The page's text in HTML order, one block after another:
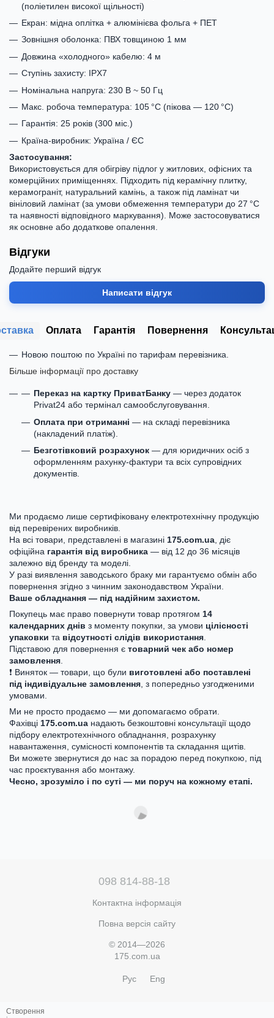
(поліетилен високої щільності)
Екран: мідна оплітка + алюмінієва фольга + ПЕТ
Зовнішня оболонка: ПВХ товщиною 1 мм
Довжина «холодного» кабелю: 4 м
Ступінь захисту: IPX7
Номінальна напруга: 230 В ~ 50 Гц
Макс. робоча температура: 105 °C (пікова — 120 °C)
Гарантія: 25 років (300 міс.)
Країна-виробник: Україна / ЄС
Застосування:
Використовується для обігріву підлог у житлових, офісних та
комерційних приміщеннях. Підходить під керамічну плитку,
керамограніт, натуральний камінь, а також під ламінат чи
вініловий ламінат (за умови обмеження температури до 27 °C
та наявності відповідного маркування). Може застосовуватися
як основне або додаткове опалення.
Відгуки
Додайте перший відгук
Написати відгук
Оплата Гарантія Повернення
Новою поштою по Україні по тарифам перевізника.
Більше інформації про доставку
Переказ на картку ПриватБанку — через додаток
Privat24 або термінал самообслуговування.
Оплата при отриманні — на складі перевізника
(накладений платіж).
Безготівковий розрахунок — для юридичних осіб з
оформленням рахунку-фактури та всіх супровідних
документів.
Ми продаємо лише сертифіковану електротехнічну продукцію
від перевірених виробників.
На всі товари, представлені в магазині 175.com.ua , діє
офіційна гарантія від виробника — від 12 до 36 місяців
залежно від бренду та моделі.
У разі виявлення заводського браку ми гарантуємо обмін або
повернення згідно з чинним законодавством України.
Ваше обладнання — під надійним захистом.
Покупець має право повернути товар протягом 14
календарних днів з моменту покупки, за умови цілісності
упаковки та відсутності слідів використання
Підставою для повернення є товарний чек або номер
замовлення
❗ Виняток — товари, що були виготовлені або поставлені
під індивідуальне замовлення , з попередньо узгодженими
умовами.
Ми не просто продаємо — ми допомагаємо обрати.
Фахівці 175.com.ua надають безкоштовні консультації щодо
підбору електротехнічного обладнання, розрахунку
навантаження, сумісності компонентів та складання щитів.
Ви можете звернутися до нас за порадою перед покупкою, під
час проєктування або монтажу.
Чесно, зрозуміло і по суті — ми поруч на кожному етапі.
098 814-88-18
Контактна інформація
Повна версія сайту
© 2014—2026
175.com.ua
Рус Eng
Створення